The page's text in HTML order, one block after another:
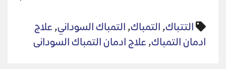
التتباك, التمباك, التمباك السوداني,علاج
ادمان التمباك,علاج ادمان التمباك السودانى